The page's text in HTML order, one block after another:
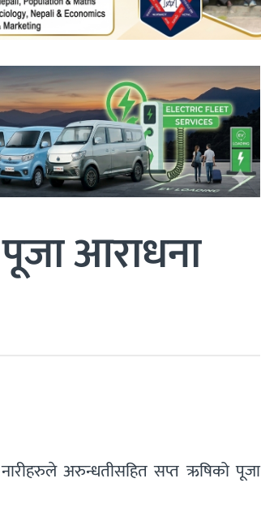
आराधना
अरुन्धतीसहित सप्त ऋषिको पूजा